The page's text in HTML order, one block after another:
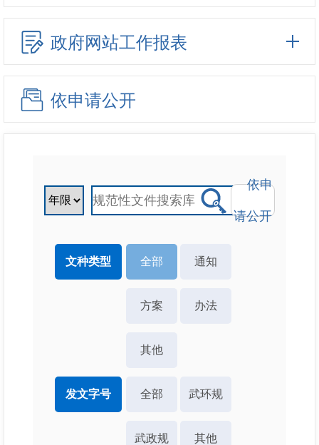
政府网站工作报表
依申请公开
依申
请公开
文种类型 全部 通知
方案 办法
其他
发文字号 全部 武环规
武政规 其他